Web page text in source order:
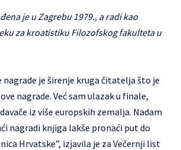
je u Zagrebu 1979., a radi kao
za kroatistiku Filozofskog fakulteta u
nagrade je širenje kruga čitatelja što je
nagrade. Već sam ulazak u finale,
iz više europskih zemalja. Nadam
nagradi knjiga lakše pronaći put do
Hrvatske”, izjavila je za Večernji list